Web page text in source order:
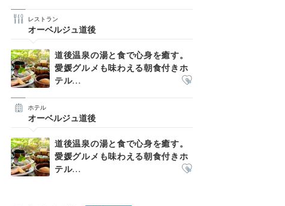
レストラン
オーベルジュ道後
道後温泉の湯と食で心身を癒す。
愛媛グルメも味わえる朝食付きホ
テル...
ホテル
オーベルジュ道後
道後温泉の湯と食で心身を癒す。
愛媛グルメも味わえる朝食付きホ
テル...